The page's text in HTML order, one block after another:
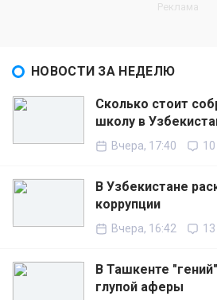
НОВОСТИ ЗА НЕДЕЛЮ
Сколько стоит
школу в
Вчера, 17:40 10
В Узбекистане
коррупции
Вчера, 16:42 13
В Ташкенте
глупой аферы